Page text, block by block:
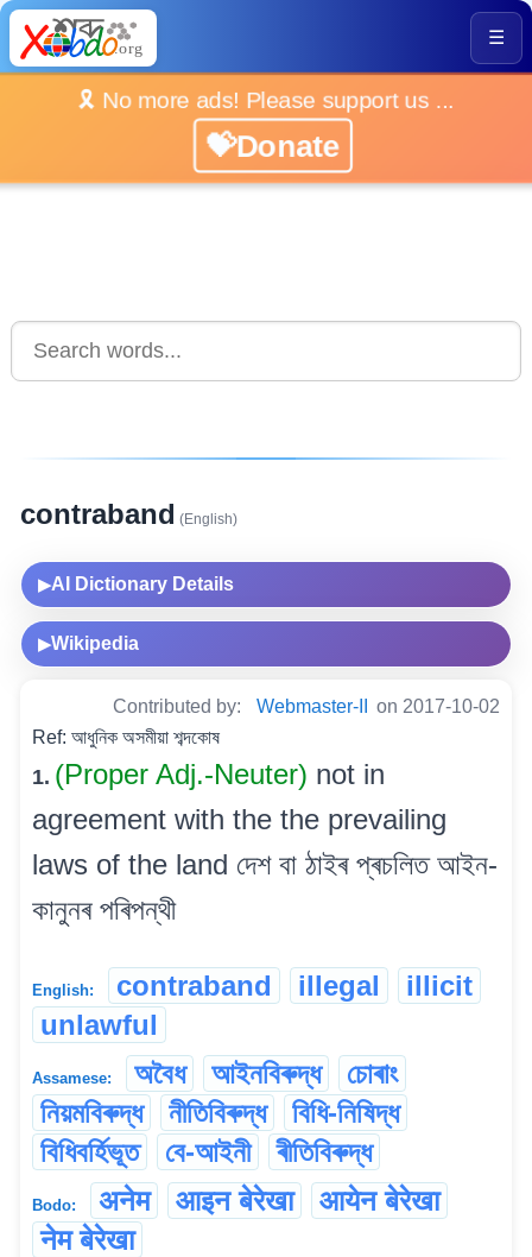
☰
🎗️ No more ads! Please support us ...
💝Donate
contraband (English)
▶AI Dictionary Details
▶Wikipedia
Contributed by: Webmaster-II
on 2017-10-02
Ref: আধুনিক অসমীয়া শব্দকোষ
1. (Proper Adj.-Neuter) not in
agreement with the the prevailing
laws of the land দেশ বা ঠাইৰ প্ৰচলিত আইন-
কানুনৰ পৰিপন্থী
English: contraband illegal
illicit
unlawful
Assamese: অবৈধ আইনবিৰুদ্ধ
চোৰাং
নিয়মবিৰুদ্ধ
নীতিবিৰুদ্ধ
বিধি-নিষিদ্ধ
বিধিবৰ্হিভূত
বে-আইনী ৰীতিবিৰুদ্ধ
Bodo: अनेम आइन बेरेखा
आयेन बेरेखा
नेम बेरेखा